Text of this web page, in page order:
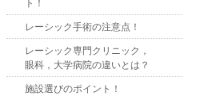
ト！
レーシック手術の注意点！
レーシック専門クリニック，
眼科，大学病院の違いとは？
施設選びのポイント！